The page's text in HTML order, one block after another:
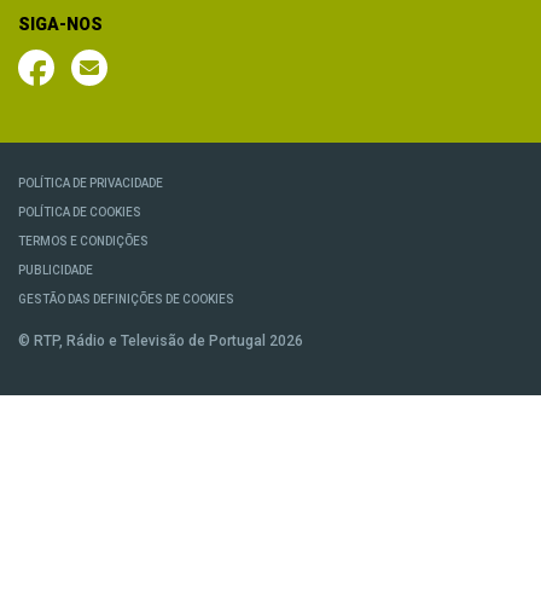
SIGA-NOS
POLÍTICA DE PRIVACIDADE
POLÍTICA DE COOKIES
TERMOS E CONDIÇÕES
PUBLICIDADE
GESTÃO DAS DEFINIÇÕES DE COOKIES
© RTP, Rádio e Televisão de Portugal 2026